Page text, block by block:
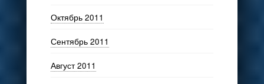
Октябрь 2011
Сентябрь 2011
Август 2011